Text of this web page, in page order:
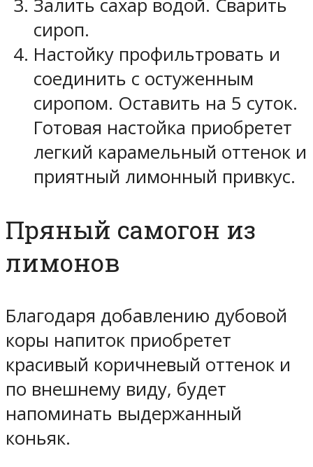
Залить сахар водой. Сварить
сироп.
Настойку профильтровать и
соединить с остуженным
сиропом. Оставить на 5 суток.
Готовая настойка приобретет
легкий карамельный оттенок и
приятный лимонный привкус.
Пряный самогон из
лимонов
Благодаря добавлению дубовой
коры напиток приобретет
красивый коричневый оттенок и
по внешнему виду, будет
напоминать выдержанный
коньяк.